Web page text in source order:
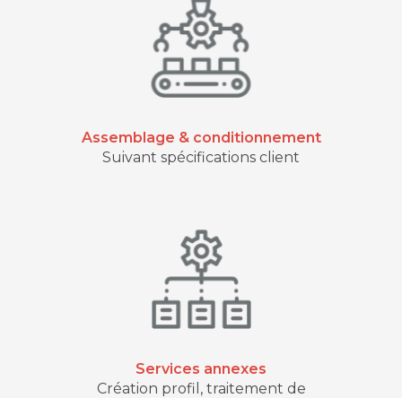
Assemblage & conditionnement
Suivant spécifications client
Services annexes
Création profil, traitement de